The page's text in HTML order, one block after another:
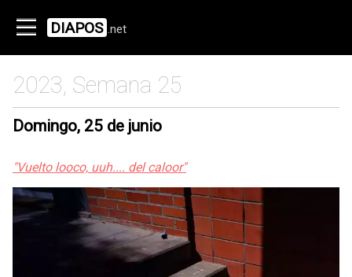
DIAPOS .net
2023, Semana 25
Domingo, 25 de junio
"Vuelto looco, uuh.... del caloor"